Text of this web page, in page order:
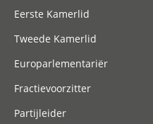
Eerste Kamerlid
Tweede Kamerlid
Europarlementariër
Fractievoorzitter
Partijleider